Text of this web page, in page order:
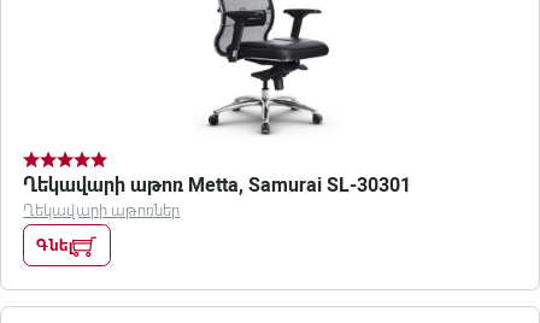
Ղեկավարի աթոռ Metta, Samurai SL-30301
Ղեկավարի աթոռներ
Գնել